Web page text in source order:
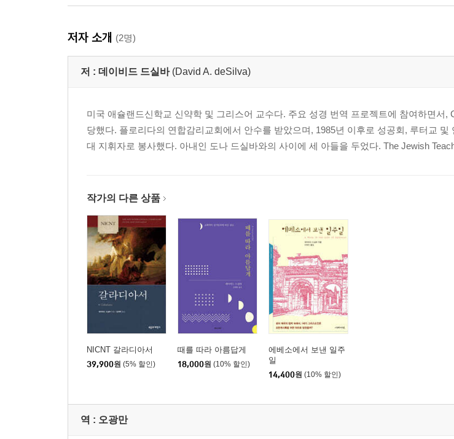
2. 우리는 하나님이 보시기에 거룩하고 의롭게 되기 위해 옛 모습에서 자유로워졌다
3. 우리는 선한 일을 하며 살아가도록 자유로워졌다
4. 변화란, 벗어 버리고 다른 것을 입는 것이다
제3장 복음은 공동체의 변화를 의미한다
- 우리는 얼마든지 새로운 방식으로 다른 사람과 관계를 맺을 수 있다
2. 변화되고 변화시키는 공동체로 살기 위한 바울의 지침
회복을 위한 개입/ 화해를 우선순위에 두기/ 가족처럼 공유하기/ 서로에게 투자하고 서로를
절제로 이동하기/ 민족 간의 장벽, 계급, 신분제, 성 차별 깨뜨리기/ 당파심 몰아내기/ 그리스도
3. 결론
제4장 복음은 우주의 변화를 의미한다
- 우리는 얼마든지 세상의 통치에서 벗어나 하나님의 통치를 증언할 수 있다
1. 문제로서의 “세상”
3. 창조세계 자체의 변화
저자 소개 (2명)
저 : 데이비드 드실바 (David A. deSilva)
미국 애슐랜드신학교 신약학 및 그리스어 교수다. 주요 성경 번역 프로젝트에 참여하면서,
당했다. 플로리다의 연합감리교회에서 안수를 받았으며, 1985년 이후로 성공회, 루터교
대 지휘자로 봉사했다. 아내인 도나 드실바와의 사이에 세 아들을 두었다. The Jewish
작가의 다른 상품
NICNT 갈라디아서
39,900원 (5% 할인)
때를 따라 아름답게
18,000원 (10% 할인)
에베소에서 보낸 일주
일
14,400원 (10% 할인)
역 : 오광만